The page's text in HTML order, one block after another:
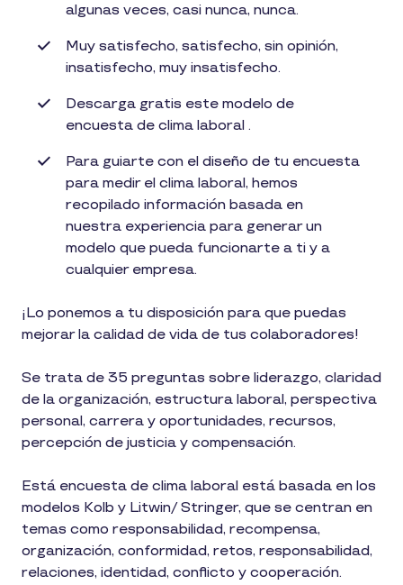
algunas veces, casi nunca, nunca.
Muy satisfecho, satisfecho, sin opinión,
insatisfecho, muy insatisfecho.
Descarga gratis este modelo de
encuesta de clima laboral .
Para guiarte con el diseño de tu encuesta
para medir el clima laboral, hemos
recopilado información basada en
nuestra experiencia para generar un
modelo que pueda funcionarte a ti y a
cualquier empresa.
¡Lo ponemos a tu disposición para que puedas
mejorar la calidad de vida de tus colaboradores!
Se trata de 35 preguntas sobre liderazgo, claridad
de la organización, estructura laboral, perspectiva
personal, carrera y oportunidades, recursos,
percepción de justicia y compensación.
Está encuesta de clima laboral está basada en los
modelos Kolb y Litwin/ Stringer, que se centran en
temas como responsabilidad, recompensa,
organización, conformidad, retos, responsabilidad,
relaciones, identidad, conflicto y cooperación.